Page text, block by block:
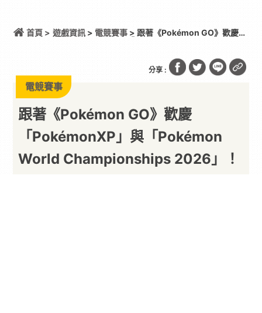
首頁 > 遊戲資訊> 電競賽事> 跟著《Pokémon GO》歡慶
分享 :
電競賽事
跟著《Pokémon GO》歡慶
「PokémonXP」與「Pokémon
World Championships 2026」！